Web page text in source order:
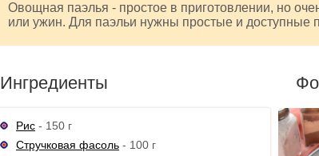
Овощная паэлья - простое в приготовлении, но
или ужин. Для паэльи нужны простые и доступные
Ингредиенты
Рис - 150 г
Стручковая фасоль - 100 г